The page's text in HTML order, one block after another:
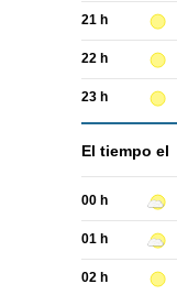
21 h
22 h
23 h
El tiempo el
00 h
01 h
02 h